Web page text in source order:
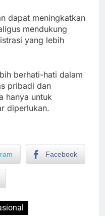
dapat meningkatkan
mendukung
yang lebih
berhati-hati dalam
pribadi dan
hanya untuk
diperlukan.
Facebook